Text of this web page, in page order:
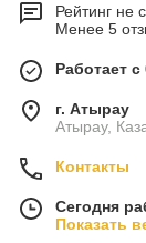
Рейтинг не
Менее 5
Работает с
г. Атырау
Атырау,
Контакты
Сегодня
Показать